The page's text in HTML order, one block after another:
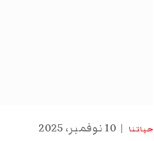
حياتنا 10 نوفمبر، 2025